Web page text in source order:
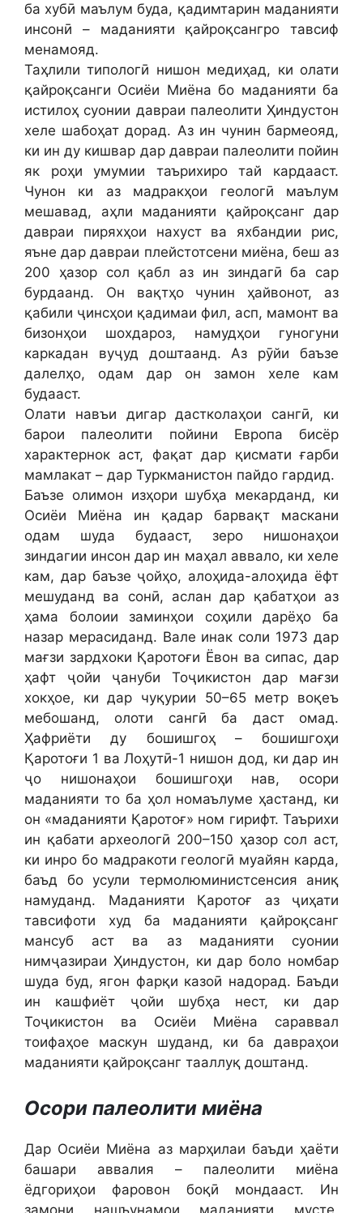
ба хубӣ маълум буда, қадимтарин маданияти
инсонӣ – маданияти қайроқсангро тавсиф
менамояд.
Таҳлили типологӣ нишон медиҳад, ки олати
қайроқсанги Осиёи Миёна бо маданияти ба
истилоҳ суонии давраи палеолити Ҳиндустон
хеле шабоҳат дорад. Аз ин чунин бармеояд,
ки ин ду кишвар дар давраи палеолити пойин
як роҳи умумии таърихиро тай кардааст.
Чунон ки аз мадракҳои геологӣ маълум
мешавад, аҳли маданияти қайроқсанг дар
давраи пиряхҳои нахуст ва яхбандии рис,
яъне дар давраи плейстотсени миёна, беш аз
200 ҳазор сол қабл аз ин зиндагӣ ба сар
бурдаанд. Он вақтҳо чунин ҳайвонот, аз
қабили ҷинсҳои қадимаи фил, асп, мамонт ва
бизонҳои шохдароз, намудҳои гуногуни
каркадан вуҷуд доштаанд. Аз рӯйи баъзе
далелҳо, одам дар он замон хеле кам
будааст.
Олати навъи дигар дастколаҳои сангӣ, ки
барои палеолити пойини Европа бисёр
характернок аст, фақат дар қисмати ғарби
мамлакат – дар Туркманистон пайдо гардид.
Баъзе олимон изҳори шубҳа мекарданд, ки
Осиёи Миёна ин қадар барвақт маскани
одам шуда будааст, зеро нишонаҳои
зиндагии инсон дар ин маҳал аввало, ки хеле
кам, дар баъзе ҷойҳо, алоҳида-алоҳида ёфт
мешуданд ва сонӣ, аслан дар қабатҳои аз
ҳама болоии заминҳои соҳили дарёҳо ба
назар мерасиданд. Вале инак соли 1973 дар
мағзи зардхоки Қаротоғи Ёвон ва сипас, дар
ҳафт ҷойи ҷануби Тоҷикистон дар мағзи
хокҳое, ки дар чуқурии 50–65 метр воқеъ
мебошанд, олоти сангӣ ба даст омад.
Ҳафриёти ду бошишгоҳ – бошишгоҳи
Қаротоғи 1 ва Лоҳутӣ-1 нишон дод, ки дар ин
ҷо нишонаҳои бошишгоҳи нав, осори
маданияти то ба ҳол номаълуме ҳастанд, ки
он «маданияти Қаротоғ» ном гирифт. Таърихи
ин қабати археологӣ 200–150 ҳазор сол аст,
ки инро бо мадракоти геологӣ муайян карда,
баъд бо усули термолюминистсенсия аниқ
намуданд. Маданияти Қаротоғ аз ҷиҳати
тавсифоти худ ба маданияти қайроқсанг
мансуб аст ва аз маданияти суонии
нимҷазираи Ҳиндустон, ки дар боло номбар
шуда буд, ягон фарқи казоӣ надорад. Баъди
ин кашфиёт ҷойи шубҳа нест, ки дар
Тоҷикистон ва Осиёи Миёна сараввал
тоифаҳое маскун шуданд, ки ба давраҳои
маданияти қайроқсанг тааллуқ доштанд.
Осори палеолити миёна
Дар Осиёи Миёна аз марҳилаи баъди ҳаёти
башари аввалия – палеолити миёна
ёдгориҳои фаровон боқӣ мондааст. Ин
замони нашъунамои маданияти мусте,